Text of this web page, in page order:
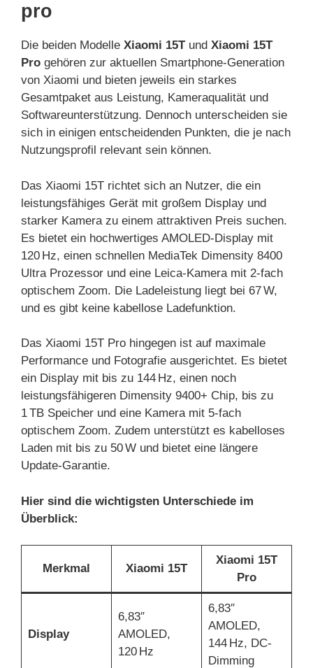
pro
Die beiden Modelle Xiaomi 15Tund Xiaomi 15T
Pro gehören zur aktuellen Smartphone-Generation
von Xiaomi und bieten jeweils ein starkes
Gesamtpaket aus Leistung, Kameraqualität und
Softwareunterstützung. Dennoch unterscheiden sie
sich in einigen entscheidenden Punkten, die je nach
Nutzungsprofil relevant sein können.
Das Xiaomi 15T richtet sich an Nutzer, die ein
leistungsfähiges Gerät mit großem Display und
starker Kamera zu einem attraktiven Preis suchen.
Es bietet ein hochwertiges AMOLED-Display mit
120 Hz, einen schnellen MediaTek Dimensity 8400
Ultra Prozessor und eine Leica-Kamera mit 2-fach
optischem Zoom. Die Ladeleistung liegt bei 67 W,
und es gibt keine kabellose Ladefunktion.
Das Xiaomi 15T Pro hingegen ist auf maximale
Performance und Fotografie ausgerichtet. Es bietet
ein Display mit bis zu 144 Hz, einen noch
leistungsfähigeren Dimensity 9400+ Chip, bis zu
1 TB Speicher und eine Kamera mit 5-fach
optischem Zoom. Zudem unterstützt es kabelloses
Laden mit bis zu 50 W und bietet eine längere
Update-Garantie.
Hier sind die wichtigsten Unterschiede im
Überblick:
Merkmal Xiaomi 15T
Xiaomi 15T
Pro
Display
6,83″
AMOLED,
120 Hz
6,83″
AMOLED,
144 Hz, DC-
Dimming